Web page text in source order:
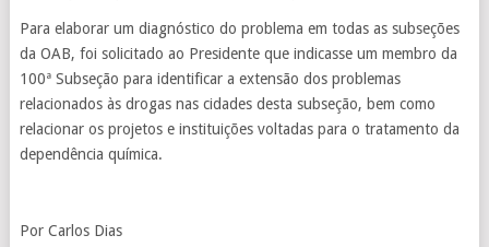
Para elaborar um diagnóstico do problema em todas as subseções
da OAB, foi solicitado ao Presidente que indicasse um membro da
100ª Subseção para identificar a extensão dos problemas
relacionados às drogas nas cidades desta subseção, bem como
relacionar os projetos e instituições voltadas para o tratamento da
dependência química.
Por Carlos Dias